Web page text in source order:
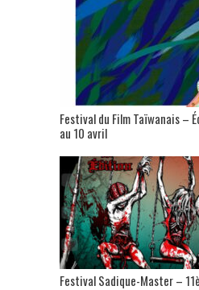
Festival du Film Taïwanais –
au 10 avril
Festival Sadique-Master –